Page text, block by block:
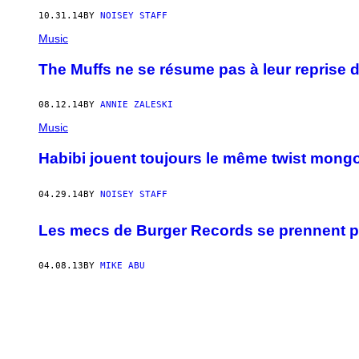
10.31.14BY NOISEY STAFF
Music
The Muffs ne se résume pas à leur reprise
08.12.14BY ANNIE ZALESKI
Music
Habibi jouent toujours le même twist
04.29.14BY NOISEY STAFF
Les mecs de Burger Records se prennent
04.08.13 BY MIKE ABU